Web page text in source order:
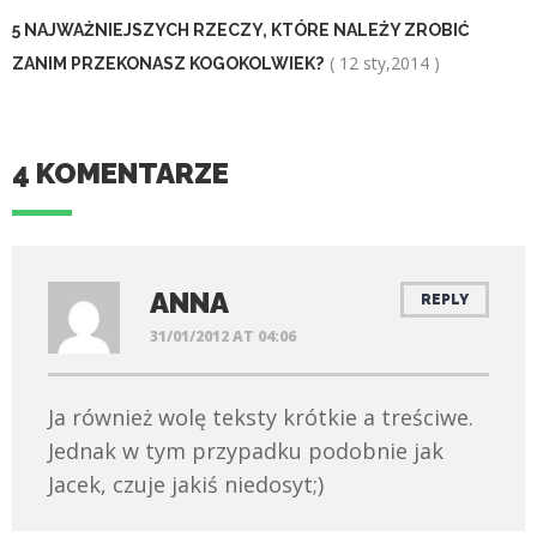
5 NAJWAŻNIEJSZYCH RZECZY, KTÓRE NALEŻY ZROBIĆ
ZANIM PRZEKONASZ KOGOKOLWIEK? ( 12 sty,2014 )
4 KOMENTARZE
ANNA
31/01/2012 AT 04:06
REPLY
Ja również wolę teksty krótkie a treściwe.
Jednak w tym przypadku podobnie jak
Jacek, czuje jakiś niedosyt;)